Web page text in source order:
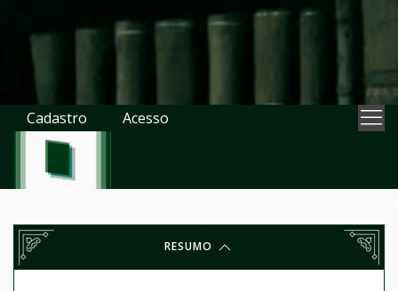
Cadastro Acesso
RESUMO